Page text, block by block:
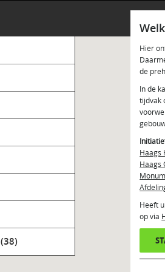
Hier
de
In de
tijdvak
Haags
Haags
Heeft
op via
(38)